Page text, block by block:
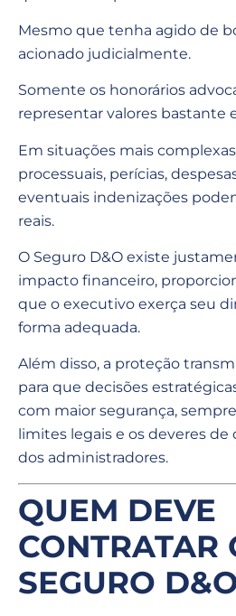
Mesmo que tenha agido de
acionado judicialmente.
Somente os honorários
representar valores bastante
Em situações mais
processuais, perícias,
eventuais indenizações
reais.
O Seguro D&O existe
impacto financeiro,
que o executivo exerça seu
forma adequada.
Além disso, a proteção
para que decisões
com maior segurança,
limites legais e os deveres
dos administradores.
QUEM DEVE
CONTRATAR
SEGURO